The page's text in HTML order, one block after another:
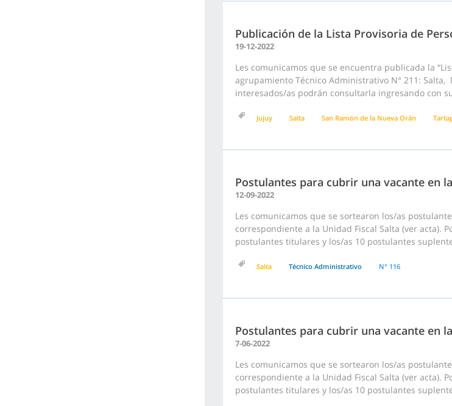
Publicación de la Lista Provisoria de
19-12-2022
Les comunicamos que se encuentra publicada la
agrupamiento Técnico Administrativo N° 211: Salta,
interesados/as podrán consultarla ingresando con
Jujuy Salta San Ramón de la Nueva Orán
Postulantes para cubrir una vacante en
12-09-2022
Les comunicamos que se sortearon los/as
correspondiente a la Unidad Fiscal Salta (ver acta).
postulantes titulares y los/as 10 postulantes
Salta Técnico Administrativo N° 116
Postulantes para cubrir una vacante en
7-06-2022
Les comunicamos que se sortearon los/as
correspondiente a la Unidad Fiscal Salta (ver acta).
postulantes titulares y los/as 10 postulantes